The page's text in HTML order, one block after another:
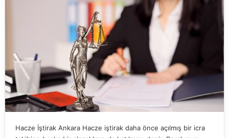
Hacze İştirak Ankara Hacze iştirak daha önce açılmış bir icra